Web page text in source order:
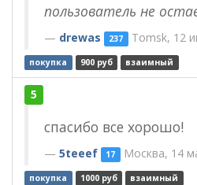
пользователь не
drewas 237 Tomsk, 12
покупка 900 руб взаимный
5
спасибо все хорошо!
5teeef 17 Москва, 14
покупка 1000 руб взаимный